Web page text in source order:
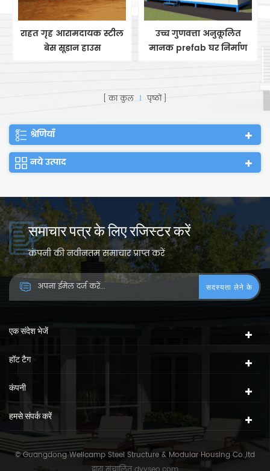
राहत गृह आरामदायक स्टील
बेस सूडान हाउस
उच्च गुणवत्ता अनुकूलित
मानक prefab घर निर्माण
का कुल 1 पृष्ठों
श्रेणियाँ
नये उत्पाद
समाचार पत्र के लिए रजिस्टर करें
कंपनी की नवीनतम समाचार प्राप्त करें
एक संदेश भेजें
हॉट टैग
कंपनी
हमसे संपर्क करें
© Guangdong Wellcamp Steel Structure & Modular Housing Co.,ltd